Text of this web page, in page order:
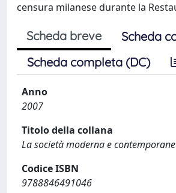
censura milanese durante la
Scheda breve
Scheda
Scheda completa (DC)
Anno
2007
Titolo della collana
La società moderna e
Codice ISBN
9788846491046